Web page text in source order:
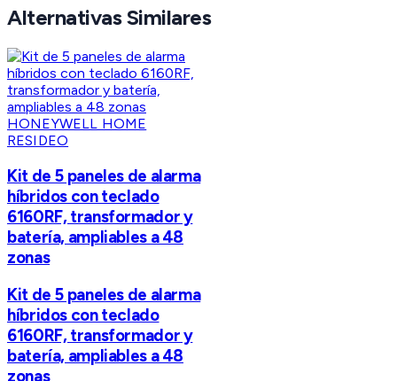
Alternativas Similares
HONEYWELL HOME
RESIDEO
Kit de 5 paneles de alarma
híbridos con teclado
6160RF, transformador y
batería, ampliables a 48
zonas
Kit de 5 paneles de alarma
híbridos con teclado
6160RF, transformador y
batería, ampliables a 48
zonas